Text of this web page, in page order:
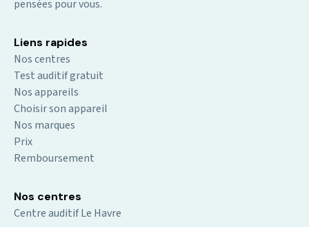
pensées pour vous.
Liens rapides
Nos centres
Test auditif gratuit
Nos appareils
Choisir son appareil
Nos marques
Prix
Remboursement
Nos centres
Centre auditif Le Havre